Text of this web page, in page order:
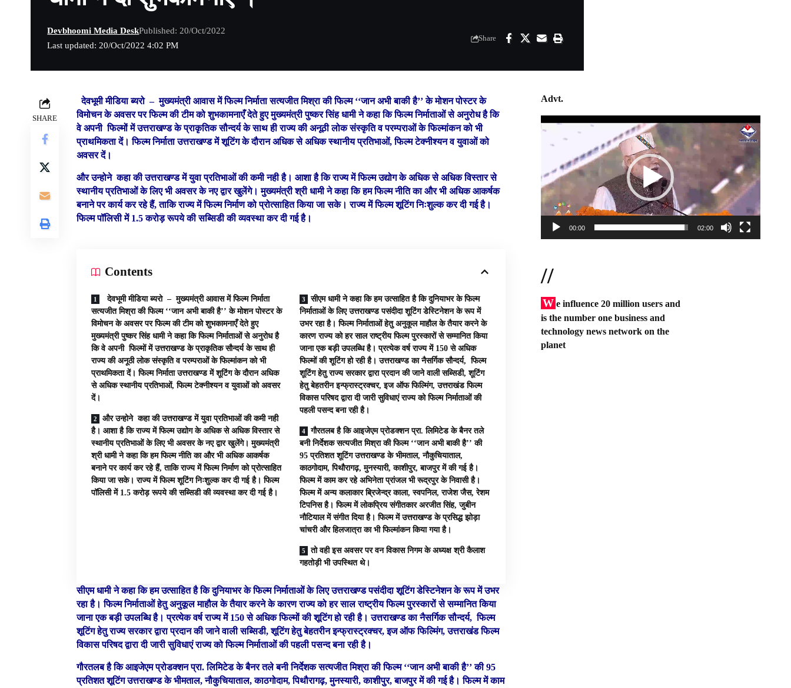
Last updated: 20/Oct/2022 4:02 PM
Devbhoomi Media DeskPublished: 20/Oct/2022
Share
SHARE
देवभूमी मीडिया ब्यरो –मुख्यमंत्री आवास में फिल्म निर्माता सत्यजीत मिश्रा की फिल्म ‘‘जान अभी बाकी है’’ के मोशन पोस्टर के
विमोचन के अवसर पर फिल्म की टीम को शुभकामनाएँ देते हुए मुख्यमंत्री पुष्कर सिंह धामी ने कहा कि फिल्म निर्माताओं से अनुरोध है कि
वे अपनी फिल्मों में उत्तराखण्ड के प्राकृतिक सौन्दर्य के साथ ही राज्य की अनूठी लोक संस्कृति व परम्पराओं के फिल्मांकन को भी
प्राथमिकता दें। फिल्म निर्माता उत्तराखण्ड में शूटिंग के दौरान अधिक से अधिक स्थानीय प्रतिभाओं, फिल्म टेक्नीश्यन व युवाओं को
अवसर दें।
और उन्होने कहा की उत्तराखण्ड में युवा प्रतिभाओं की कमी नही है। आशा है कि राज्य में फिल्म उद्योग के अधिक से अधिक विस्तार से
स्थानीय प्रतिभाओं के लिए भी अवसर के नए द्वार खुलेंगे। मुख्यमंत्री श्री धामी ने कहा कि हम फिल्म नीति का और भी अधिक आकर्षक
बनाने पर कार्य कर रहे हैं, ताकि राज्य में फिल्म निर्माण को प्रोत्साहित किया जा सके। राज्य में फिल्म शूटिंग निःशुल्क कर दी गई है।
फिल्म पॉलिसी में 1.5 करोड़ रूपये की सब्सिडी की व्यवस्था कर दी गई है।
Contents
देवभूमी मीडिया ब्यरो – मुख्यमंत्री आवास में फिल्म निर्माता
सत्यजीत मिश्रा की फिल्म ‘‘जान अभी बाकी है’’ के मोशन पोस्टर के
विमोचन के अवसर पर फिल्म की टीम को शुभकामनाएँ देते हुए
मुख्यमंत्री पुष्कर सिंह धामी ने कहा कि फिल्म निर्माताओं से अनुरोध है
कि वे अपनी फिल्मों में उत्तराखण्ड के प्राकृतिक सौन्दर्य के साथ ही
राज्य की अनूठी लोक संस्कृति व परम्पराओं के फिल्मांकन को भी
प्राथमिकता दें। फिल्म निर्माता उत्तराखण्ड में शूटिंग के दौरान अधिक
से अधिक स्थानीय प्रतिभाओं, फिल्म टेक्नीश्यन व युवाओं को अवसर
दें।
और उन्होने कहा की उत्तराखण्ड में युवा प्रतिभाओं की कमी नही
है। आशा है कि राज्य में फिल्म उद्योग के अधिक से अधिक विस्तार से
स्थानीय प्रतिभाओं के लिए भी अवसर के नए द्वार खुलेंगे। मुख्यमंत्री
श्री धामी ने कहा कि हम फिल्म नीति का और भी अधिक आकर्षक
बनाने पर कार्य कर रहे हैं, ताकि राज्य में फिल्म निर्माण को प्रोत्साहित
किया जा सके। राज्य में फिल्म शूटिंग निःशुल्क कर दी गई है। फिल्म
पॉलिसी में 1.5 करोड़ रूपये की सब्सिडी की व्यवस्था कर दी गई है।
सीएम धामी ने कहा कि हम उत्साहित है कि दुनियाभर के फिल्म
निर्माताओं के लिए उत्तराखण्ड पसंदीदा शूटिंग डेस्टिनेशन के रूप में
उभर रहा है। फिल्म निर्माताओं हेतु अनुकूल माहौल के तैयार करने के
कारण राज्य को हर साल राष्ट्रीय फिल्म पुरस्कारों से सम्मानित किया
जाना एक बड़ी उपलब्धि है। प्रत्येक वर्ष राज्य में 150 से अधिक
फिल्मों की शूटिंग हो रही है। उत्तराखण्ड का नैसर्गिक सौन्दर्य, फिल्म
शूटिंग हेतु राज्य सरकार द्वारा प्रदान की जाने वाली सब्सिडी, शूटिंग
हेतु बेहतरीन इन्फ्रास्ट्रक्चर, इज ऑफ फिल्मिंग, उत्तराखंड फिल्म
विकास परिषद द्वारा दी जारी सुविधाएं राज्य को फिल्म निर्माताओं की
पहली पसन्द बना रही है।
गौरतलब है कि आइजेएम प्रोडक्शन प्रा. लिमिटेड के बैनर तले
बनी निर्देशक सत्यजीत मिश्रा की फिल्म ‘‘जान अभी बाकी है’’ की
95 प्रतिशत शूटिंग उत्तराखण्ड के भीमताल, नौकुचियाताल,
काठगोदाम, पिथौरागढ़, मुनस्यारी, काशीपुर, बाजपुर में की गई है।
फिल्म में काम कर रहे अभिनेता प्रांजल भी रूद्रपुर के निवासी है।
फिल्म में अन्य कलाकार ब्रिजेन्द्र काला, स्वपनिल, राजेश जैस, रेशम
टिपनिस है। फिल्म में लोकप्रिय संगीतकार अरजीत सिंह, जुबीन
नौटियाल में संगीत दिया है। फिल्म में उत्तराखण्ड के प्रसिद्ध झोड़ा
चांचरी और हिलजात्रा का भी फिल्मांकन किया गया है।
तो वही इस अवसर पर वन विकास निगम के अध्यक्ष श्री कैलाश
गहतोड़ी भी उपस्थित थे।
सीएम धामी ने कहा कि हम उत्साहित है कि दुनियाभर के फिल्म निर्माताओं के लिए उत्तराखण्ड पसंदीदा शूटिंग डेस्टिनेशन के रूप में उभर
रहा है। फिल्म निर्माताओं हेतु अनुकूल माहौल के तैयार करने के कारण राज्य को हर साल राष्ट्रीय फिल्म पुरस्कारों से सम्मानित किया
जाना एक बड़ी उपलब्धि है। प्रत्येक वर्ष राज्य में 150 से अधिक फिल्मों की शूटिंग हो रही है। उत्तराखण्ड का नैसर्गिक सौन्दर्य, फिल्म
शूटिंग हेतु राज्य सरकार द्वारा प्रदान की जाने वाली सब्सिडी, शूटिंग हेतु बेहतरीन इन्फ्रास्ट्रक्चर, इज ऑफ फिल्मिंग, उत्तराखंड फिल्म
विकास परिषद द्वारा दी जारी सुविधाएं राज्य को फिल्म निर्माताओं की पहली पसन्द बना रही है।
गौरतलब है कि आइजेएम प्रोडक्शन प्रा. लिमिटेड के बैनर तले बनी निर्देशक सत्यजीत मिश्रा की फिल्म ‘‘जान अभी बाकी है’’ की 95
प्रतिशत शूटिंग उत्तराखण्ड के भीमताल, नौकुचियाताल, काठगोदाम, पिथौरागढ़, मुनस्यारी, काशीपुर, बाजपुर में की गई है। फिल्म में काम
Advt.
Video
00:00 02:00
//
W e influence 20 million users and
is the number one business and
technology news network on the
planet